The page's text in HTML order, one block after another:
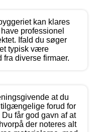
kan klares
professionel
Ifald du søger
typisk være
fra diverse firmaer.
at du
forud for
får god gavn af at
der noteres alt